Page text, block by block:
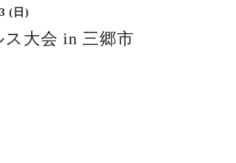
(日)
ス大会 in 三郷市